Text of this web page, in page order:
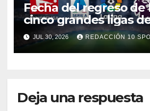
Fecha del regreso de
cinco grandes ligas
JUL 30, 2026 REDACCIÓN 10
Deja una respuesta